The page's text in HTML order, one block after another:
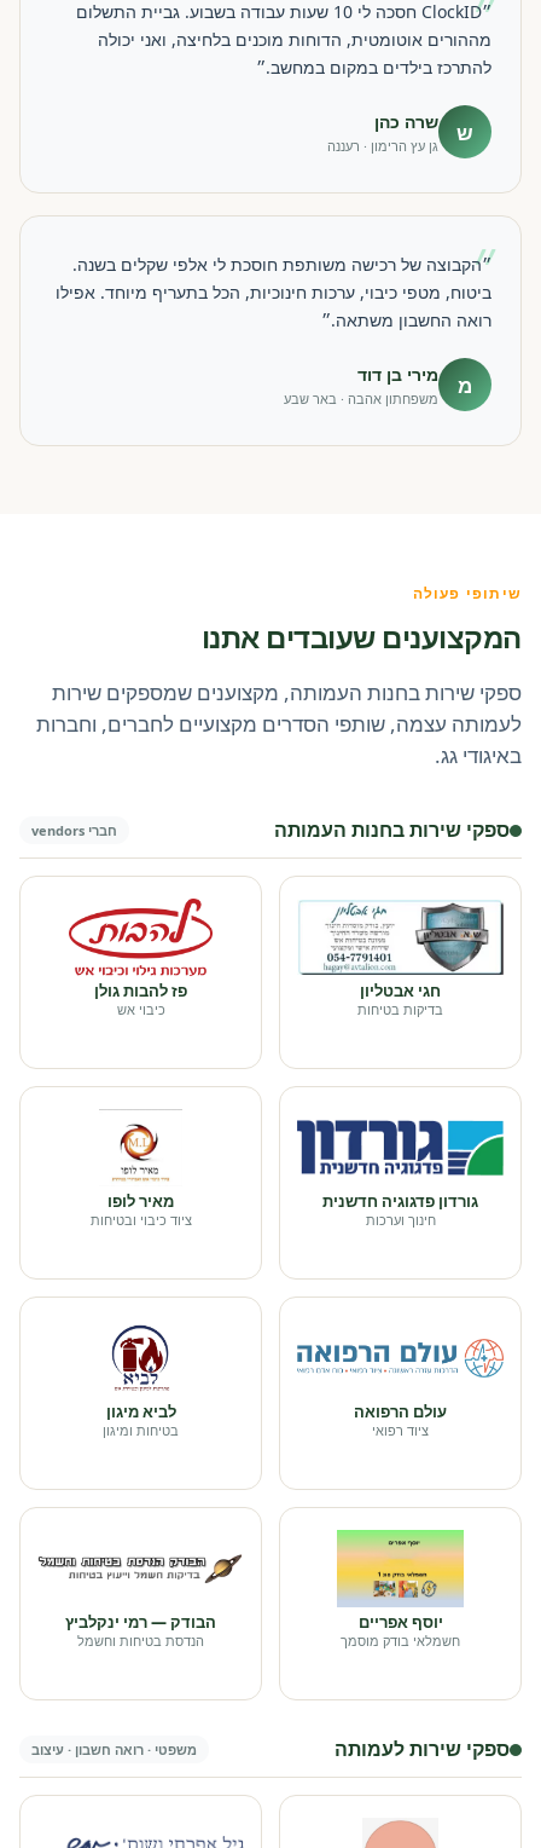
״ClockID חסכה לי 10 שעות עבודה בשבוע. גביית התשלום
מההורים אוטומטית, הדוחות מוכנים בלחיצה, ואני יכולה
להתרכז בילדים במקום במחשב.״
ש שרה כהן
גן עץ הרימון · רעננה
״
״הקבוצה של רכישה משותפת חוסכת לי אלפי שקלים בשנה.
ביטוח, מטפי כיבוי, ערכות חינוכיות, הכל בתעריף מיוחד. אפילו
רואה החשבון משתאה.״
מ מירי בן דוד
משפחתון אהבה · באר שבע
שיתופי פעולה
המקצוענים שעובדים אתנו
ספקי שירות בחנות העמותה, מקצוענים שמספקים שירות
לעמותה עצמה, שותפי הסדרים מקצועיים לחברים, וחברות
באיגודי גג.
ספקי שירות בחנות העמותה חברי vendors
חגי אבטליון
בדיקות בטיחות
פז להבות גולן
כיבוי אש
גורדון פדגוגיה חדשנית
חינוך וערכות
מאיר לופו
ציוד כיבוי ובטיחות
עולם הרפואה
ציוד רפואי
לביא מיגון
בטיחות ומיגון
יוסף אפריים
חשמלאי בודק מוסמך
הבודק — רמי ינקלביץ
הנדסת בטיחות וחשמל
ספקי שירות לעמותה משפטי · רואה חשבון · עיצוב